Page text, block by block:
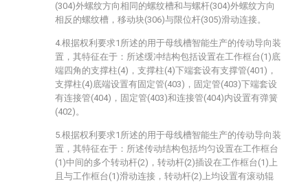
(304)外螺纹方向相同的螺纹槽和与螺杆(304)外螺纹方向
相反的螺纹槽，移动块(306)与限位杆(305)滑动连接。
4.根据权利要求1所述的用于母线槽智能生产的传动导向装
置，其特征在于：所述缓冲结构包括设置在工作框台(1)底
端四角的支撑柱(4)，支撑柱(4)下端套设有支撑管(401)，
支撑柱(4)底端设置有固定管(403)，固定管(403)下端套设
有连接管(404)，固定管(403)和连接管(404)内设置有弹簧
(402)。
5.根据权利要求1所述的用于母线槽智能生产的传动导向装
置，其特征在于：所述传动结构包括均匀设置在工作框台
(1)中间的多个转动杆(2)，转动杆(2)插设在工作框台(1)上
且与工作框台(1)滑动连接，转动杆(2)上均设置有滚动辊